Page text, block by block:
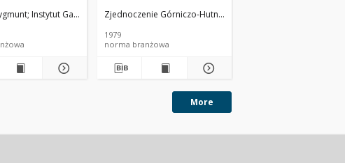
Technologii Nafty
Arkusz 02
Instytut GazownictwaZjednoczenie Górniczo-Hutnicze Metali Nieżelaznych METALE
1979
norma branżowa
More